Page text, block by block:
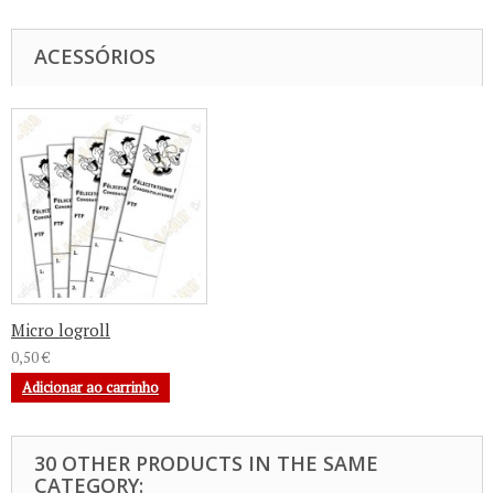
ACESSÓRIOS
Micro logroll
0,50 €
Adicionar ao carrinho
30 OTHER PRODUCTS IN THE SAME
CATEGORY: